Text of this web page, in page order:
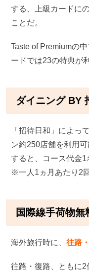
する、上級カードに
ことだ。
Taste of Premiumの
ードでは23の特典が
ダイニング BY
「招待日和」によっ
ン約250店舗を利用
すると、コース代金1
※一人1ヵ月あたり2
国際線手荷物無
海外旅行時に、 往路
往路・復路、ともに